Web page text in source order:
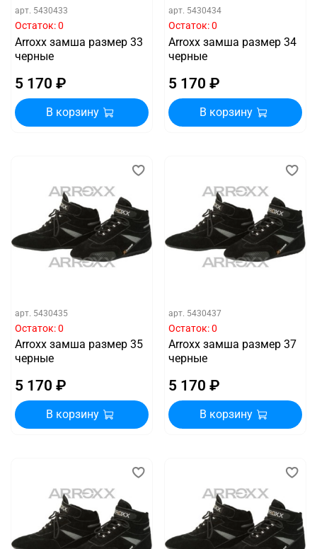
арт. 5430433
Остаток: 0
Arroxx замша размер 33
черные
5 170 ₽
В корзину
арт. 5430434
Остаток: 0
Arroxx замша размер 34
черные
5 170 ₽
В корзину
арт. 5430435
Остаток: 0
Arroxx замша размер 35
черные
5 170 ₽
В корзину
арт. 5430437
Остаток: 0
Arroxx замша размер 37
черные
5 170 ₽
В корзину